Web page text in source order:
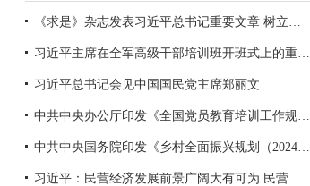
《求是》杂志发表习近平总书记重要文章 树立和践行正确政绩观
习近平主席在全军高级干部培训班开班式上的重要讲话引领全军开展思想整风、深化政治整训
习近平总书记会见中国国民党主席郑丽文
中共中央办公厅印发《全国党员教育培训工作规划（2024－2028年）》
中共中央国务院印发《乡村全面振兴规划（2024—2027年）》
习近平：民营经济发展前景广阔大有可为 民营企业和民营企业家大显身手正当其时